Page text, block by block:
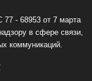
- 68953 от 7 марта
в сфере связи,
коммуникаций.